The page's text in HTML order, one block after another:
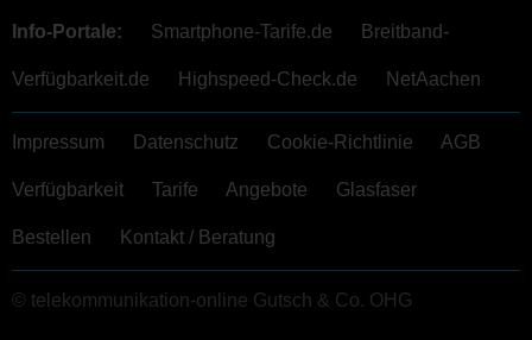
Info-Portale: Smartphone-Tarife.de Breitband-
Verfügbarkeit.de Highspeed-Check.de NetAachen
Impressum Datenschutz Cookie-Richtlinie AGB
Verfügbarkeit Tarife Angebote Glasfaser
Bestellen Kontakt / Beratung
© telekommunikation-online Gutsch & Co. OHG